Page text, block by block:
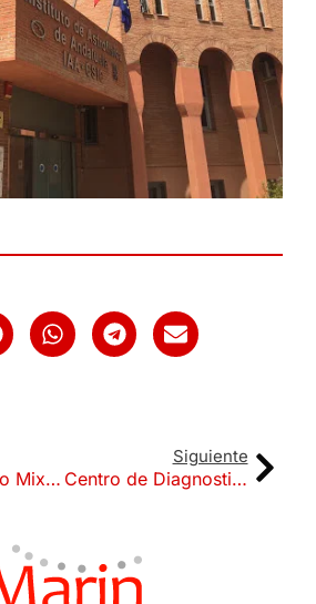
IMUDS Instituto Mixto Deporte y Salud UGR
Siguiente
Centro de Diagnostico Motril